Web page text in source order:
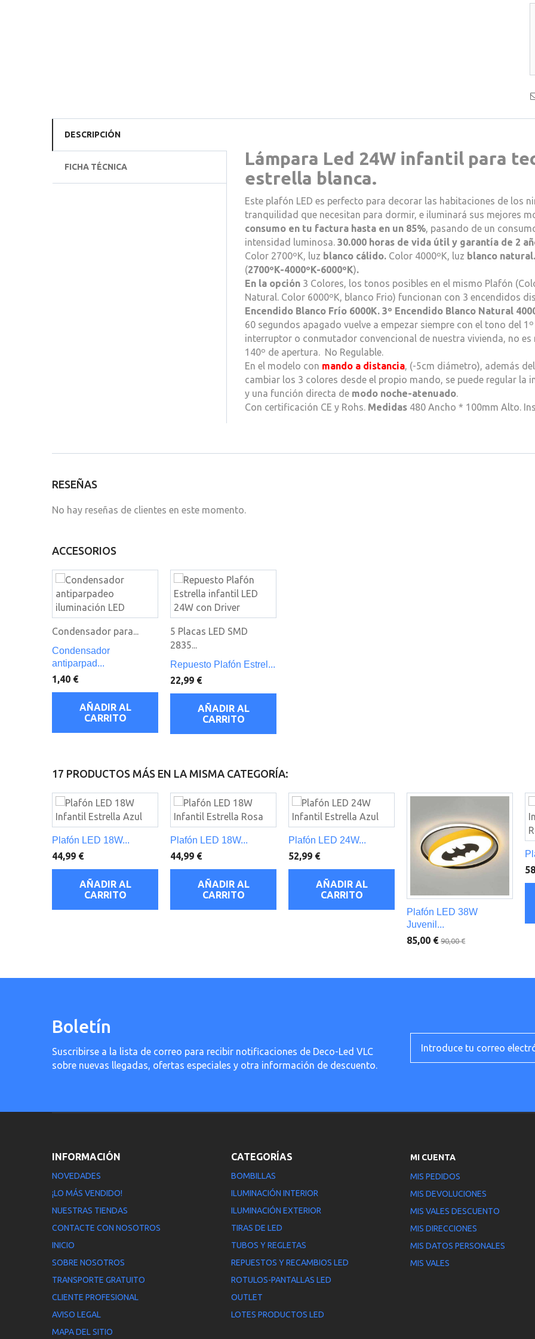
DESCRIPCIÓN
FICHA TÉCNICA
Lámpara Led 24W infantil para
estrella blanca.
Este plafón LED es perfecto para decorar las habitaciones de los
tranquilidad que necesitan para dormir, e iluminará sus mejores
consumo en tu factura hasta en un 85%, pasando de un
intensidad luminosa. 30.000 horas de vida útil y garantía de 2
Color 2700ºK, luz blanco cálido.Color 4000ºK, luz blanco natural.
(2700ºK-4000ºK-6000ºK).
En la opción 3 Colores, los tonos posibles en el mismo Plafón
Natural. Color 6000ºK, blanco Frio) funcionan con 3 encendidos
Encendido Blanco Frío 6000K. 3º Encendido Blanco Natural
60 segundos apagado vuelve a empezar siempre con el tono del
interruptor o conmutador convencional de nuestra vivienda, no es
140º de apertura. No Regulable.
En el modelo con mando a distancia, (-5cm diámetro), además
cambiar los 3 colores desde el propio mando, se puede regular la
y una función directa de modo noche-atenuado.
Con certificación CE y Rohs. Medidas480 Ancho * 100mm Alto.
RESEÑAS
No hay reseñas de clientes en este momento.
ACCESORIOS
Condensador para...
Condensador
antiparpad...
1,40 €
AÑADIR AL
CARRITO
5 Placas LED SMD
2835...
Repuesto Plafón Estrel...
22,99 €
AÑADIR AL
CARRITO
17 PRODUCTOS MÁS EN LA MISMA CATEGORÍA:
Plafón LED 18W...
44,99 €
AÑADIR AL
CARRITO
Plafón LED 18W...
44,99 €
AÑADIR AL
CARRITO
Plafón LED 24W...
52,99 €
AÑADIR AL
CARRITO
Plafón LED 38W
Juvenil...
85,00 € 90,00 €
Boletín
Suscribirse a la lista de correo para recibir notificaciones de Deco-Led VLC
sobre nuevas llegadas, ofertas especiales y otra información de descuento.
INFORMACIÓN
NOVEDADES
¡LO MÁS VENDIDO!
NUESTRAS TIENDAS
CONTACTE CON NOSOTROS
INICIO
SOBRE NOSOTROS
TRANSPORTE GRATUITO
CLIENTE PROFESIONAL
AVISO LEGAL
MAPA DEL SITIO
CATEGORÍAS
BOMBILLAS
ILUMINACIÓN INTERIOR
ILUMINACIÓN EXTERIOR
TIRAS DE LED
TUBOS Y REGLETAS
REPUESTOS Y RECAMBIOS LED
ROTULOS-PANTALLAS LED
OUTLET
LOTES PRODUCTOS LED
MI CUENTA
MIS PEDIDOS
MIS DEVOLUCIONES
MIS VALES DESCUENTO
MIS DIRECCIONES
MIS DATOS PERSONALES
MIS VALES